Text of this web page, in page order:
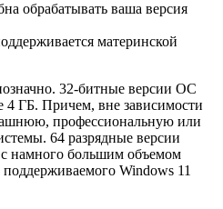
обрабатывать ваша версия
материнской
32-битные версии ОС
4 ГБ. Причем, вне зависимости
профессиональную или
64 разрядные версии
намного большим объемом
Windows 11